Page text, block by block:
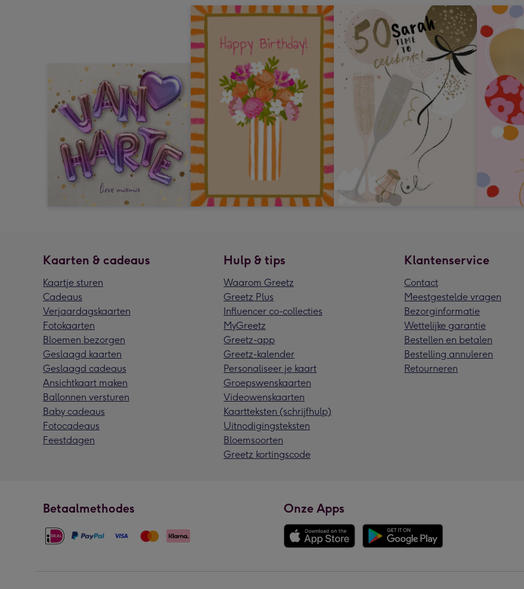
Kaarten & cadeaus
Kaartje sturen
Cadeaus
Verjaardagskaarten
Fotokaarten
Bloemen bezorgen
Geslaagd kaarten
Geslaagd cadeaus
Ansichtkaart maken
Ballonnen versturen
Baby cadeaus
Fotocadeaus
Feestdagen
Hulp & tips
Waarom Greetz
Greetz Plus
Influencer co-collecties
MyGreetz
Greetz-app
Greetz-kalender
Personaliseer je kaart
Groepswenskaarten
Videowenskaarten
Kaartteksten (schrijfhulp)
Uitnodigingsteksten
Bloemsoorten
Greetz kortingscode
Klantenservice
Contact
Meestgestelde vragen
Bezorginformatie
Wettelijke garantie
Bestellen en betalen
Bestelling annuleren
Retourneren
Betaalmethodes Onze Apps